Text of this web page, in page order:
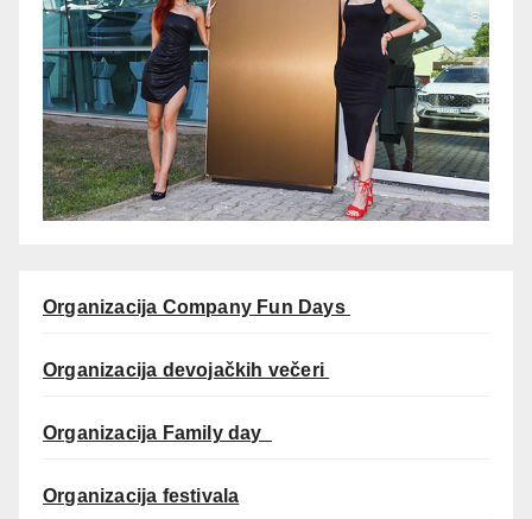
Organizacija Company Fun Days
Organizacija devojačkih večeri
Organizacija Family day
Organizacija festivala